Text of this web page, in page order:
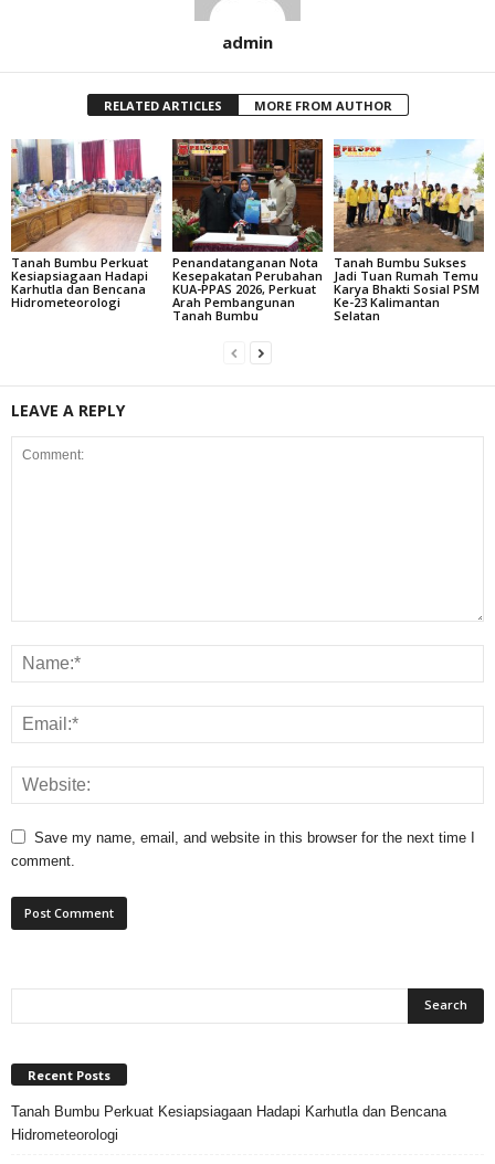
admin
RELATED ARTICLES MORE FROM AUTHOR
Tanah Bumbu Perkuat
Kesiapsiagaan Hadapi
Karhutla dan Bencana
Hidrometeorologi
Penandatanganan Nota
Kesepakatan Perubahan
KUA-PPAS 2026, Perkuat
Arah Pembangunan
Tanah Bumbu
Tanah Bumbu Sukses
Jadi Tuan Rumah Temu
Karya Bhakti Sosial PSM
Ke-23 Kalimantan
Selatan
LEAVE A REPLY
Save my name, email, and website in this browser for the next time I
comment.
Recent Posts
Tanah Bumbu Perkuat Kesiapsiagaan Hadapi Karhutla dan Bencana
Hidrometeorologi